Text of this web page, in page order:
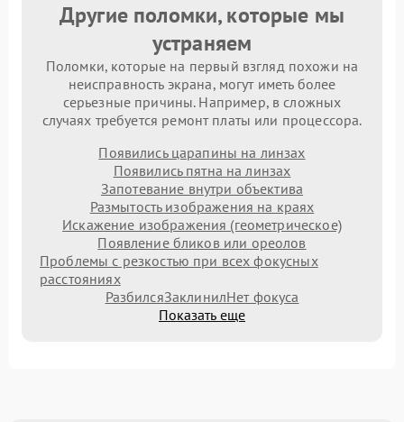
Другие поломки, которые мы
устраняем
Поломки, которые на первый взгляд похожи на
неисправность экрана, могут иметь более
серьезные причины. Например, в сложных
случаях требуется ремонт платы или процессора.
Появились царапины на линзах
Появились пятна на линзах
Запотевание внутри объектива
Размытость изображения на краях
Искажение изображения (геометрическое)
Появление бликов или ореолов
Проблемы с резкостью при всех фокусных
расстояниях
РазбилсяЗаклинилНет фокуса
Показать еще